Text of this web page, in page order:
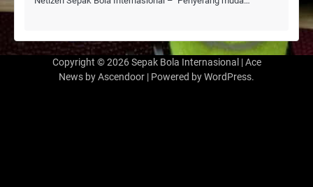
Copyright © 2026Sepak Bola Internasional| Ace
News byAscendoor | Powered byWordPress.